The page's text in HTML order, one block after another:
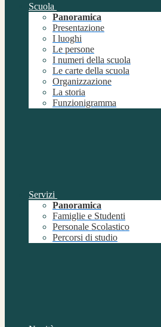
Scuola
Panoramica
Presentazione
I luoghi
Le persone
I numeri della scuola
Le carte della scuola
Organizzazione
La storia
Funzionigramma
Servizi
Panoramica
Famiglie e Studenti
Personale Scolastico
Percorsi di studio